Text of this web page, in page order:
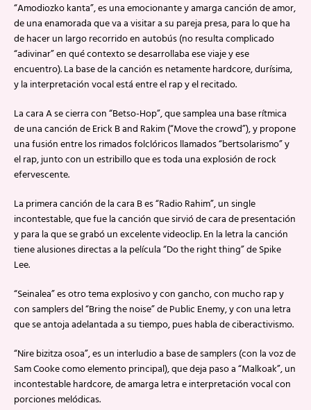
“Amodiozko kanta”, es una emocionante y amarga canción de amor,
de una enamorada que va a visitar a su pareja presa, para lo que ha
de hacer un largo recorrido en autobús (no resulta complicado
“adivinar” en qué contexto se desarrollaba ese viaje y ese
encuentro). La base de la canción es netamente hardcore, durísima,
y la interpretación vocal está entre el rap y el recitado.
La cara A se cierra con “Betso-Hop”, que samplea una base rítmica
de una canción de Erick B and Rakim (“Move the crowd”), y propone
una fusión entre los rimados folclóricos llamados “bertsolarismo” y
el rap, junto con un estribillo que es toda una explosión de rock
efervescente.
La primera canción de la cara B es “Radio Rahim”, un single
incontestable, que fue la canción que sirvió de cara de presentación
y para la que se grabó un excelente videoclip. En la letra la canción
tiene alusiones directas a la película “Do the right thing” de Spike
Lee.
“Seinalea” es otro tema explosivo y con gancho, con mucho rap y
con samplers del “Bring the noise” de Public Enemy, y con una letra
que se antoja adelantada a su tiempo, pues habla de ciberactivismo.
“Nire bizitza osoa”, es un interludio a base de samplers (con la voz de
Sam Cooke como elemento principal), que deja paso a “Malkoak”, un
incontestable hardcore, de amarga letra e interpretación vocal con
porciones melódicas.